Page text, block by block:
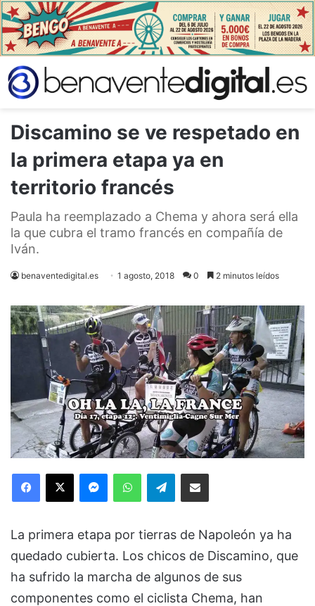
Discamino se ve respetado en
la primera etapa ya en
territorio francés
Paula ha reemplazado a Chema y ahora será ella
la que cubra el tramo francés en compañía de
Iván.
benaventedigital.es 1 agosto, 2018 0 2 minutos leídos
Telegram
La primera etapa por tierras de Napoleón ya ha
quedado cubierta. Los chicos de Discamino, que
ha sufrido la marcha de algunos de sus
componentes como el ciclista Chema, han